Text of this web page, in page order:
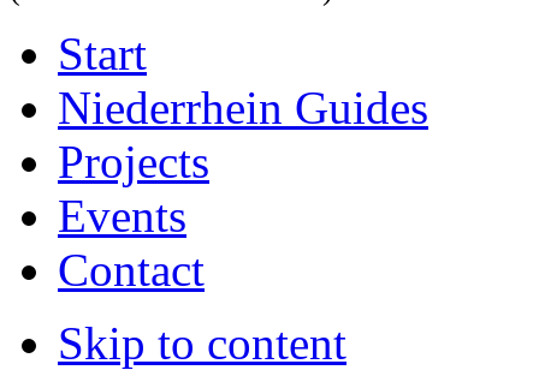
Start
Niederrhein Guides
Projects
Events
Contact
Skip to content
Guides FAQs
Font Size
Increase font size
Decrease font size
Default font size